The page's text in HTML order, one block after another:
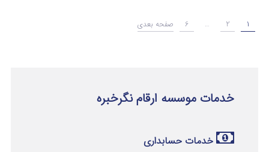
1
2
…
6 صفحه بعدی
خدمات موسسه ارقام نگرخبره
خدمات حسابداری